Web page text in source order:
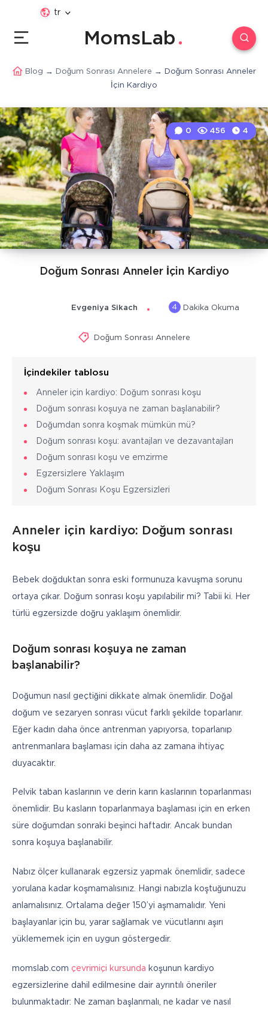
tr
MomsLab
Blog → Doğum Sonrası Annelere → Doğum Sonrası Anneler
İçin Kardiyo
Doğum Sonrası Anneler İçin Kardiyo
0 456 4
Evgeniya Sikach 4 Dakika Okuma
Doğum Sonrası Annelere
İçindekiler tablosu
Anneler için kardiyo: Doğum sonrası koşu
Doğum sonrası koşuya ne zaman başlanabilir?
Doğumdan sonra koşmak mümkün mü?
Doğum sonrası koşu: avantajları ve dezavantajları
Doğum sonrası koşu ve emzirme
Egzersizlere Yaklaşım
Doğum Sonrası Koşu Egzersizleri
Anneler için kardiyo: Doğum sonrası
koşu
Bebek doğduktan sonra eski formunuza kavuşma sorunu
ortaya çıkar. Doğum sonrası koşu yapılabilir mi? Tabii ki. Her
türlü egzersizde doğru yaklaşım önemlidir.
Doğum sonrası koşuya ne zaman
başlanabilir?
Doğumun nasıl geçtiğini dikkate almak önemlidir. Doğal
doğum ve sezaryen sonrası vücut farklı şekilde toparlanır.
Eğer kadın daha önce antrenman yapıyorsa, toparlanıp
antrenmanlara başlaması için daha az zamana ihtiyaç
duyacaktır.
Pelvik taban kaslarının ve derin karın kaslarının toparlanması
önemlidir. Bu kasların toparlanmaya başlaması için en erken
süre doğumdan sonraki beşinci haftadır. Ancak bundan
sonra koşuya başlanabilir.
Nabız ölçer kullanarak egzersiz yapmak önemlidir, sadece
yorulana kadar koşmamalısınız. Hangi nabızla koştuğunuzu
anlamalısınız. Ortalama değer 150’yi aşmamalıdır. Yeni
başlayanlar için bu, yarar sağlamak ve vücutlarını aşırı
yüklememek için en uygun göstergedir.
momslab.com çevrimiçi kursunda koşunun kardiyo
egzersizlerine dahil edilmesine dair ayrıntılı öneriler
bulunmaktadır: Ne zaman başlanmalı, ne kadar ve nasıl